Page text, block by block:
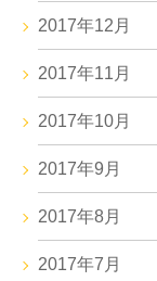
2017年12月
2017年11月
2017年10月
2017年9月
2017年8月
2017年7月